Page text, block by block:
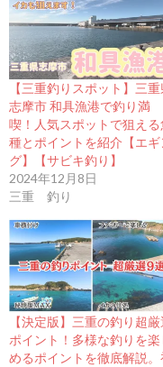
【三重釣りスポット】三重
志摩市 和具漁港で釣り満
喫！人気スポットで狙える
種とポイントを紹介【エギ
グ】【サビキ釣り】
2024年12月8日
三重 釣り
【決定版】三重の釣り超厳
ポイント！多様な釣りを楽
めるポイントを徹底解説。